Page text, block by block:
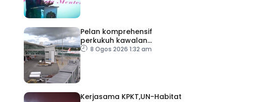
Pelan komprehensif
perkukuh kawalan
keselamatan di semua
8 Ogos 2026 1:32 am
Kerjasama KPKT,UN-Habitat